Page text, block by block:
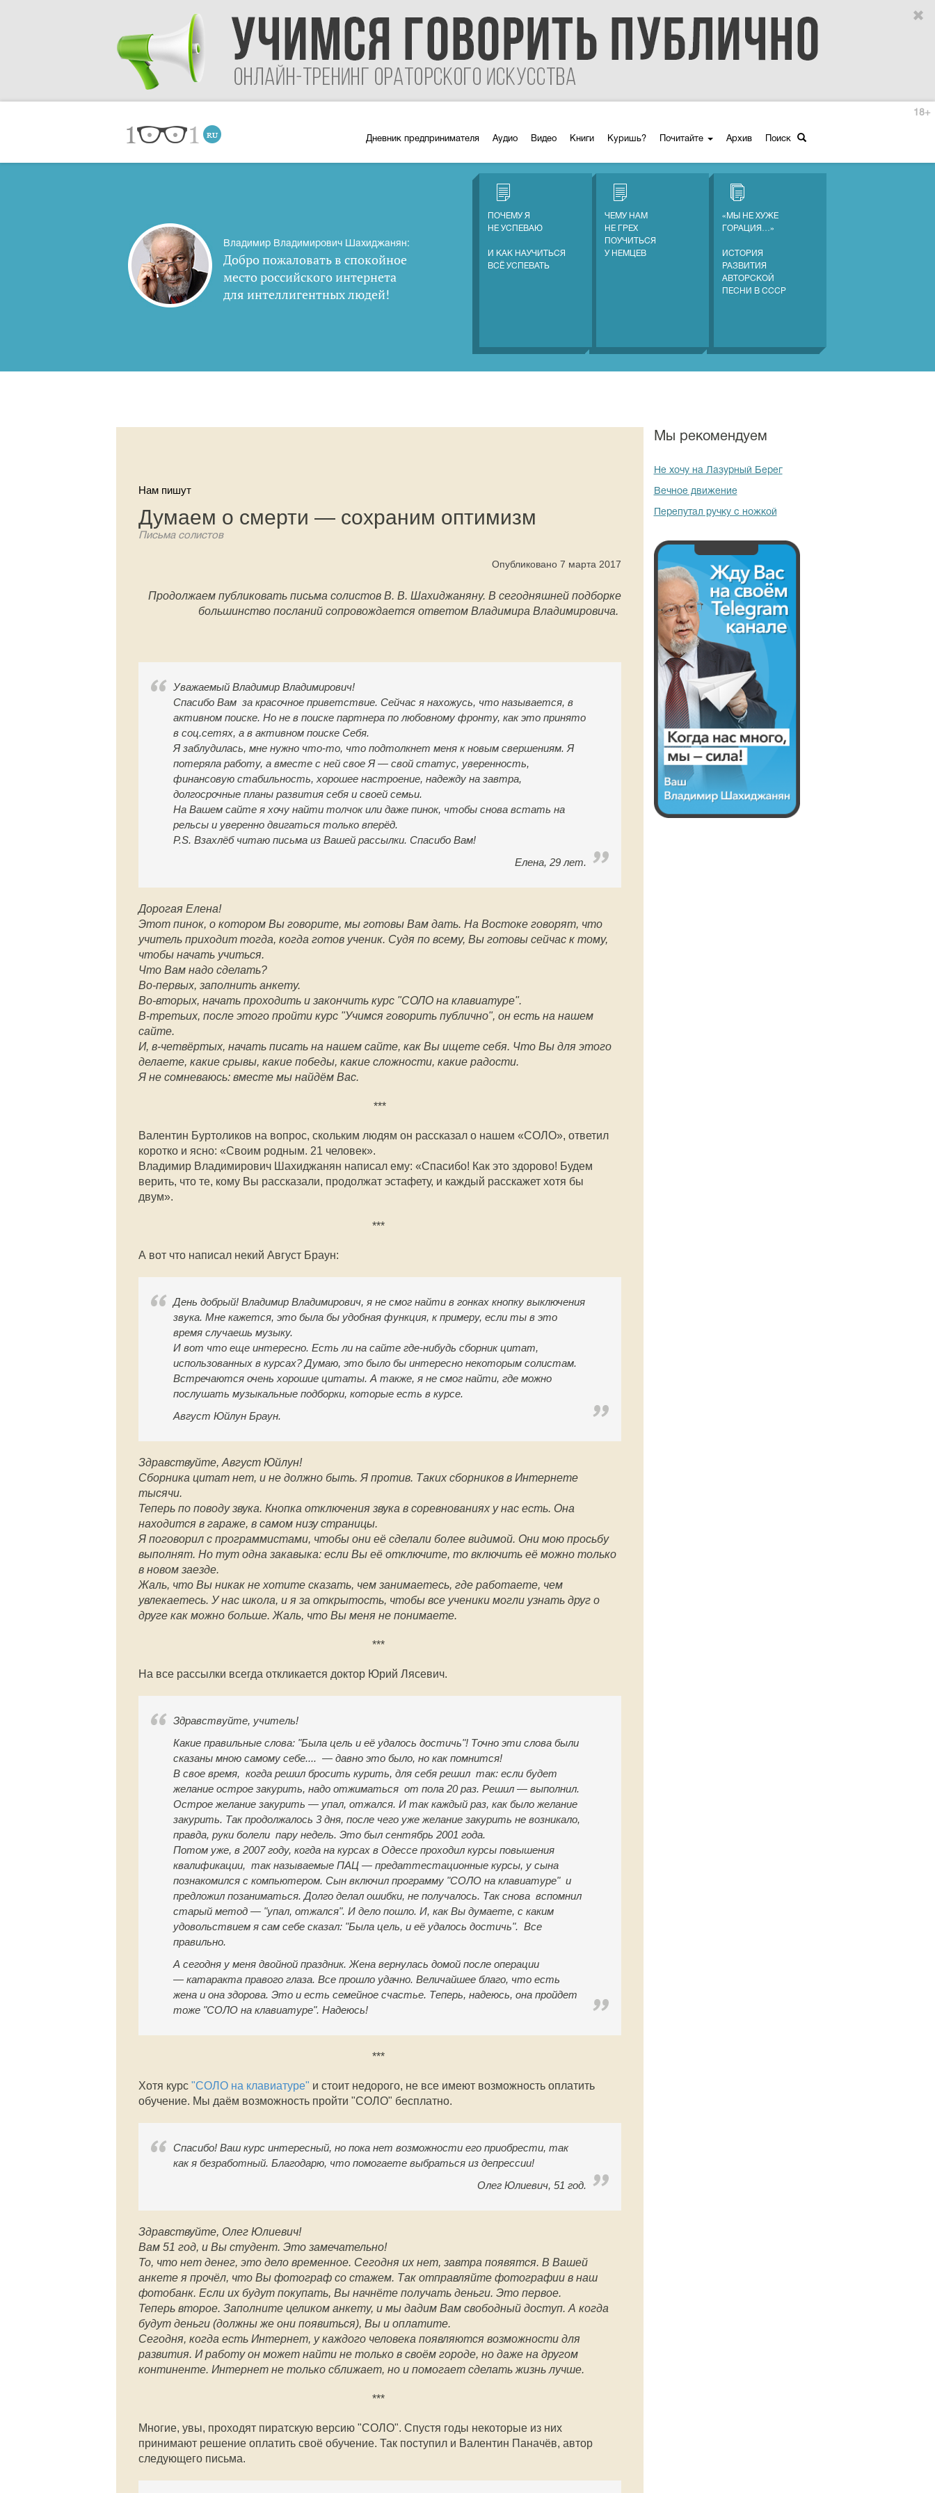
Дневник предпринимателя Аудио Видео Книги Куришь? Почитайте Архив Поиск
18+
Владимир Владимирович Шахиджанян:
Добро пожаловать в спокойное
место российского интернета
для интеллигентных людей!
ПОЧЕМУ Я
НЕ УСПЕВАЮ
И КАК НАУЧИТЬСЯ
ВСЁ УСПЕВАТЬ
ЧЕМУ НАМ
НЕ ГРЕХ
ПОУЧИТЬСЯ
У НЕМЦЕВ
«МЫ НЕ ХУЖЕ
ГОРАЦИЯ…»
ИСТОРИЯ
РАЗВИТИЯ
АВТОРСКОЙ
ПЕСНИ В СССР
Нам пишут
Думаем о смерти — сохраним оптимизм
Письма солистов
Опубликовано 7 марта 2017
Продолжаем публиковать письма солистов В. В. Шахиджаняну. В сегодняшней подборке
большинство посланий сопровождается ответом Владимира Владимировича.
Уважаемый Владимир Владимирович!
Спасибо Вам за красочное приветствие. Сейчас я нахожусь, что называется, в
активном поиске. Но не в поиске партнера по любовному фронту, как это принято
в соц.сетях, а в активном поиске Себя.
Я заблудилась, мне нужно что-то, что подтолкнет меня к новым свершениям. Я
потеряла работу, а вместе с ней свое Я — свой статус, уверенность,
финансовую стабильность, хорошее настроение, надежду на завтра,
долгосрочные планы развития себя и своей семьи.
На Вашем сайте я хочу найти толчок или даже пинок, чтобы снова встать на
рельсы и уверенно двигаться только вперёд.
P.S. Взахлёб читаю письма из Вашей рассылки. Спасибо Вам!
Елена, 29 лет.
Дорогая Елена!
Этот пинок, о котором Вы говорите, мы готовы Вам дать. На Востоке говорят, что
учитель приходит тогда, когда готов ученик. Судя по всему, Вы готовы сейчас к тому,
чтобы начать учиться.
Что Вам надо сделать?
Во-первых, заполнить анкету.
Во-вторых, начать проходить и закончить курс "СОЛО на клавиатуре".
В-третьих, после этого пройти курс "Учимся говорить публично", он есть на нашем
сайте.
И, в-четвёртых, начать писать на нашем сайте, как Вы ищете себя. Что Вы для этого
делаете, какие срывы, какие победы, какие сложности, какие радости.
Я не сомневаюсь: вместе мы найдём Вас.
***
Валентин Буртоликов на вопрос, скольким людям он рассказал о нашем «СОЛО», ответил
коротко и ясно: «Своим родным. 21 человек».
Владимир Владимирович Шахиджанян написал ему: «Спасибо! Как это здорово! Будем
верить, что те, кому Вы рассказали, продолжат эстафету, и каждый расскажет хотя бы
двум».
***
А вот что написал некий Август Браун:
День добрый! Владимир Владимирович, я не смог найти в гонках кнопку выключения
звука. Мне кажется, это была бы удобная функция, к примеру, если ты в это
время случаешь музыку.
И вот что еще интересно. Есть ли на сайте где-нибудь сборник цитат,
использованных в курсах? Думаю, это было бы интересно некоторым солистам.
Встречаются очень хорошие цитаты. А также, я не смог найти, где можно
послушать музыкальные подборки, которые есть в курсе.
Август Юйлун Браун.
Здравствуйте, Август Юйлун!
Сборника цитат нет, и не должно быть. Я против. Таких сборников в Интернете
тысячи.
Теперь по поводу звука. Кнопка отключения звука в соревнованиях у нас есть. Она
находится в гараже, в самом низу страницы.
Я поговорил с программистами, чтобы они её сделали более видимой. Они мою просьбу
выполнят. Но тут одна закавыка: если Вы её отключите, то включить её можно только
в новом заезде.
Жаль, что Вы никак не хотите сказать, чем занимаетесь, где работаете, чем
увлекаетесь. У нас школа, и я за открытость, чтобы все ученики могли узнать друг о
друге как можно больше. Жаль, что Вы меня не понимаете.
***
На все рассылки всегда откликается доктор Юрий Лясевич.
Здравствуйте, учитель!
Какие правильные слова: "Была цель и её удалось достичь"! Точно эти слова были
сказаны мною самому себе.... — давно это было, но как помнится!
В свое время, когда решил бросить курить, для себя решил так: если будет
желание острое закурить, надо отжиматься от пола 20 раз. Решил — выполнил.
Острое желание закурить — упал, отжался. И так каждый раз, как было желание
закурить. Так продолжалось 3 дня, после чего уже желание закурить не возникало,
правда, руки болели пару недель. Это был сентябрь 2001 года.
Потом уже, в 2007 году, когда на курсах в Одессе проходил курсы повышения
квалификации, так называемые ПАЦ — предаттестационные курсы, у сына
познакомился с компьютером. Сын включил программу "СОЛО на клавиатуре" и
предложил позаниматься. Долго делал ошибки, не получалось. Так снова вспомнил
старый метод — "упал, отжался". И дело пошло. И, как Вы думаете, с каким
удовольствием я сам себе сказал: "Была цель, и её удалось достичь". Все
правильно.
А сегодня у меня двойной праздник. Жена вернулась домой после операции
— катаракта правого глаза. Все прошло удачно. Величайшее благо, что есть
жена и она здорова. Это и есть семейное счастье. Теперь, надеюсь, она пройдет
тоже "СОЛО на клавиатуре". Надеюсь!
***
Хотя курс "СОЛО на клавиатуре" и стоит недорого, не все имеют возможность оплатить
обучение. Мы даём возможность пройти "СОЛО" бесплатно.
Спасибо! Ваш курс интересный, но пока нет возможности его приобрести, так
как я безработный. Благодарю, что помогаете выбраться из депрессии!
Олег Юлиевич, 51 год.
Здравствуйте, Олег Юлиевич!
Вам 51 год, и Вы студент. Это замечательно!
То, что нет денег, это дело временное. Сегодня их нет, завтра появятся. В Вашей
анкете я прочёл, что Вы фотограф со стажем. Так отправляйте фотографии в наш
фотобанк. Если их будут покупать, Вы начнёте получать деньги. Это первое.
Теперь второе. Заполните целиком анкету, и мы дадим Вам свободный доступ. А когда
будут деньги (должны же они появиться), Вы и оплатите.
Сегодня, когда есть Интернет, у каждого человека появляются возможности для
развития. И работу он может найти не только в своём городе, но даже на другом
континенте. Интернет не только сближает, но и помогает сделать жизнь лучше.
***
Многие, увы, проходят пиратскую версию "СОЛО". Спустя годы некоторые из них
принимают решение оплатить своё обучение. Так поступил и Валентин Паначёв, автор
следующего письма.
Мы рекомендуем
Не хочу на Лазурный Берег
Вечное движение
Перепутал ручку с ножкой